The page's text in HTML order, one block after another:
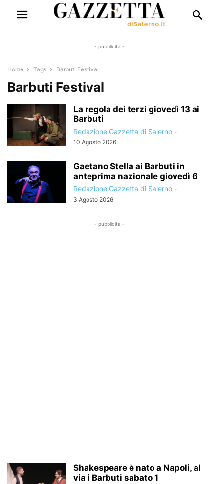
- pubblicità -
Home Tags Barbuti Festival
Barbuti Festival
La regola dei terzi giovedì 13 ai
Barbuti
Redazione Gazzetta di Salerno -
10 Agosto 2026
Gaetano Stella ai Barbuti in
anteprima nazionale giovedì 6
Redazione Gazzetta di Salerno -
3 Agosto 2026
- pubblicità -
Shakespeare è nato a Napoli, al
via i Barbuti sabato 1